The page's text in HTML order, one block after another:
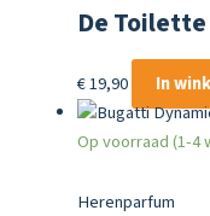
De
€19,90 In
Op voorraad (1-4
Herenparfum